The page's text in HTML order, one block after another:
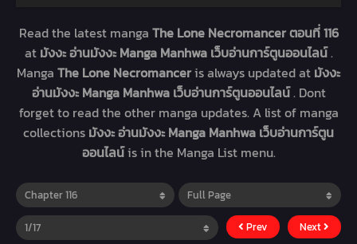
Read the latest manga The Lone Necromancer ตอนที่ 116
at มังงะ อ่านมังงะ Manga Manhwa เว็บอ่านการ์ตูนออนไลน์.
Manga The Lone Necromanceris always updated at มังงะ
อ่านมังงะ Manga Manhwa เว็บอ่านการ์ตูนออนไลน์. Dont
forget to read the other manga updates. A list of manga
collections มังงะ อ่านมังงะ Manga Manhwa เว็บอ่านการ์ตูน
ออนไลน์is in the Manga List menu.
Prev Next